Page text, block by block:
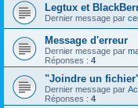
Legtux et
Dernier message par
Message d'erreur
Dernier message par
Réponses : 4
"Joindre un
Dernier message par
Réponses : 4